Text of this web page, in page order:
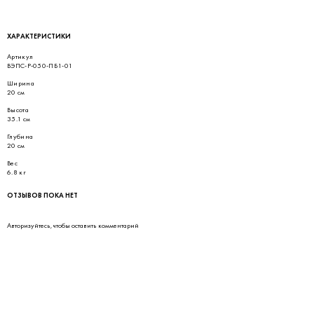
ХАРАКТЕРИСТИКИ
Артикул
ВЭПС-Р-050-ПБ1-01
Ширина
20 см
Высота
35.1 см
Глубина
20 см
Вес
6.8 кг
ОТЗЫВОВ ПОКА НЕТ
Авторизуйтесь, чтобы оставить комментарий